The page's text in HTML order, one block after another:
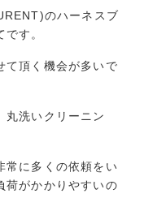
のハーネスブ
す。
て頂く機会が多いで
丸洗いクリーニン
常に多くの依頼をい
荷がかかりやすいの